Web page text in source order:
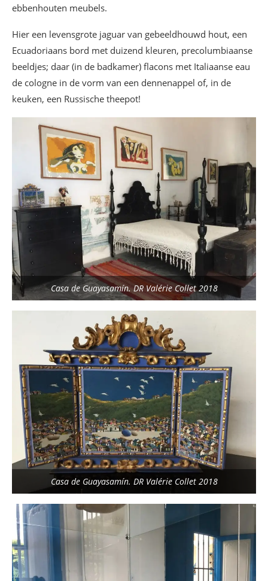
ebbenhouten meubels.
Hier een levensgrote jaguar van gebeeldhouwd hout, een
Ecuadoriaans bord met duizend kleuren, precolumbiaanse
beeldjes; daar (in de badkamer) flacons met Italiaanse eau
de cologne in de vorm van een dennenappel of, in de
keuken, een Russische theepot!
Casa de Guayasamín. DR Valérie Collet 2018
Casa de Guayasamín. DR Valérie Collet 2018